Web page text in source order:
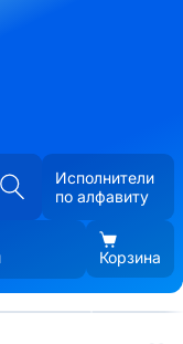
Исполнители
по алфавиту
Корзина